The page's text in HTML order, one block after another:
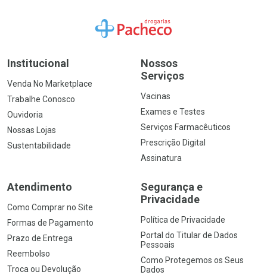
Ir para a Home
Institucional
Venda No Marketplace
Trabalhe Conosco
Ouvidoria
Nossas Lojas
Sustentabilidade
Nossos
Serviços
Vacinas
Exames e Testes
Serviços Farmacêuticos
Prescrição Digital
Assinatura
Atendimento
Como Comprar no Site
Formas de Pagamento
Prazo de Entrega
Reembolso
Troca ou Devolução
Segurança e
Privacidade
Política de Privacidade
Portal do Titular de Dados
Pessoais
Como Protegemos os Seus
Dados